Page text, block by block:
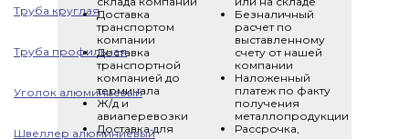
Труба круглая
Труба профильная
Уголок алюминиевый
Швеллер алюминиевый
Доставка
транспортом
компании
Доставка
транспортной
компанией до
терминала
Ж/д и
авиаперевозки
Доставка для
Безналичный
расчет по
выставленному
счету от нашей
компании
Наложенный
платеж по факту
получения
металлопродукции
Рассрочка,